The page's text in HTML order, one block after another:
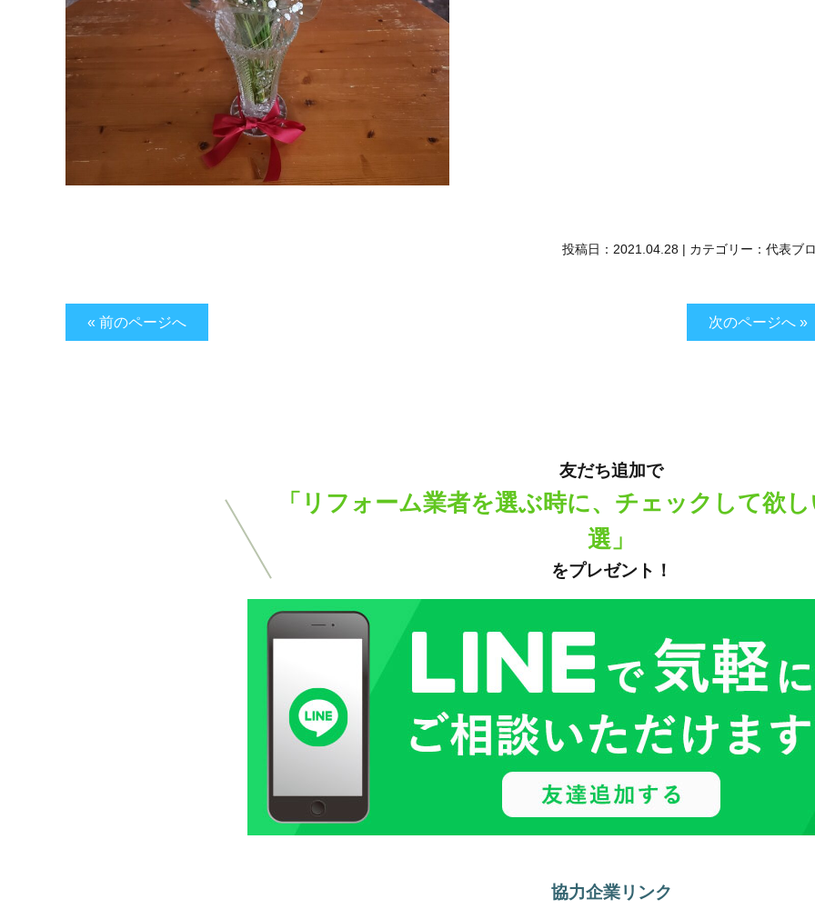
投稿日： 2021.04.28 | カテゴリー： 代表ブ
« 前のページへ 次のページへ »
友だち追加で
「リフォーム業者を選ぶ時に、チェックして欲
選」
をプレゼント！
協力企業リンク